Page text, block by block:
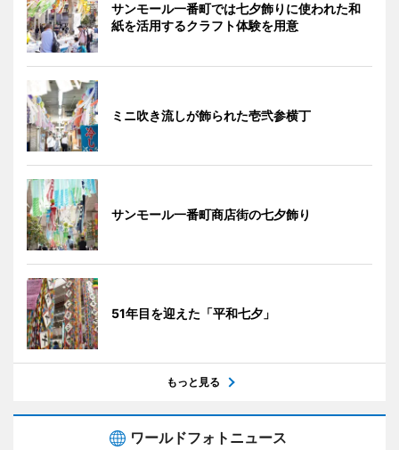
サンモール一番町では七夕飾りに使われた和
紙を活用するクラフト体験を用意
ミニ吹き流しが飾られた壱弐参横丁
サンモール一番町商店街の七夕飾り
51年目を迎えた「平和七夕」
もっと見る
ワールドフォトニュース